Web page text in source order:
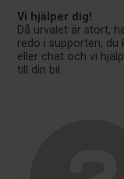
Vi hjälper dig!
Då urvalet är stort,
redo i supporten, du
eller chat och vi
till din bil.